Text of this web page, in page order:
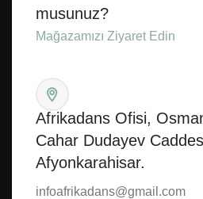
musunuz?
Mağazamızı Ziyaret Edin
Afrikadans Ofisi,
Cahar Dudayev
Afyonkarahisar.
infoafrikadans@gmail.com